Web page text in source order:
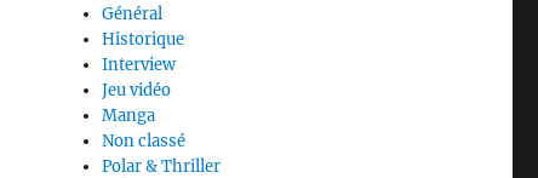
Général
Historique
Interview
Jeu vidéo
Manga
Non classé
Polar & Thriller